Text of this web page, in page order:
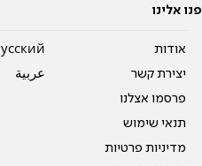
פנו אלינו
אודות
יצירת קשר
פרסמו אצלנו
תנאי שימוש
מדיניות פרטיות
عربية